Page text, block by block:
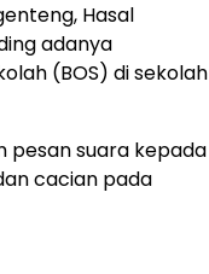
Hasal
adanya
(BOS) di sekolah
pesan suara kepada
cacian pada